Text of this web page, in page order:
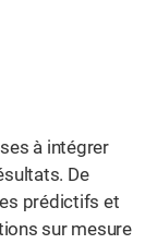
à intégrer
De
prédictifs et
sur mesure